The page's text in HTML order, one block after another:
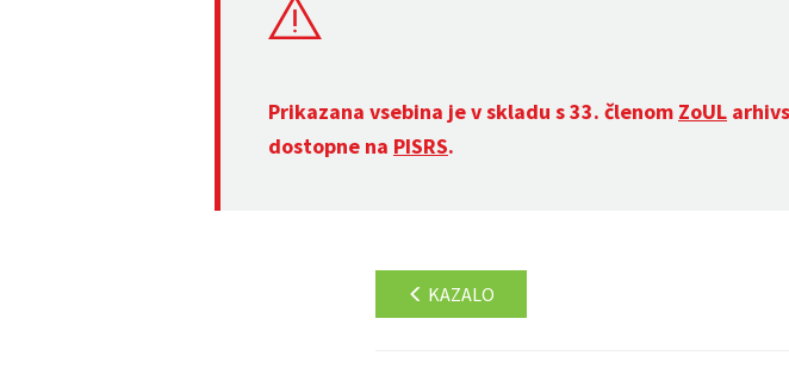
Prikazana vsebina je v skladu s 33. členom ZoUL
dostopne na PISRS.
KAZALO